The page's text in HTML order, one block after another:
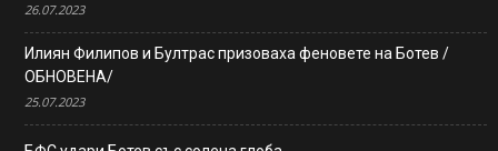
26.07.2023
Илиян Филипов и Бултрас призоваха феновете на Ботев /
ОБНОВЕНА/
25.07.2023